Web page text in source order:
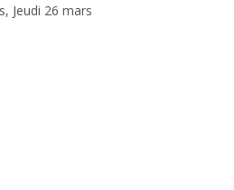
Jeudi 26 mars